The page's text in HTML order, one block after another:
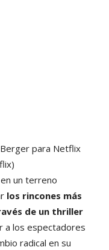
Berger para Netflix
un terreno
los rincones más
de un thriller
a los espectadores
radical en su